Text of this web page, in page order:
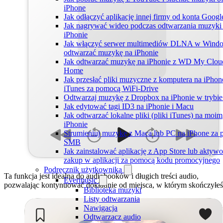
iPhone
Jak odłączyć aplikację innej firmy od konta
Jak nagrywać wideo podczas odtwarzania muzyki
iPhonie
Jak włączyć serwer multimediów DLNA w
odtwarzać muzykę na iPhonie
Jak odtwarzać muzykę na iPhonie z WD My
Home
Jak przesłać pliki muzyczne z komputera na
iTunes za pomocą WiFi-Drive
Odtwarzaj muzykę z Dropbox na iPhonie w
Jak edytować tagi ID3 na iPhonie i Macu
Jak odtwarzać lokalne pliki (pliki iTunes) na moim
iPhonie
Strumieniuj muzykę z Maca lub PC na iPhone za
SMB
Jak zainstalować aplikację z App Store lub
zakup w aplikacji za pomocą kodu promocyjnego
Podręcznik użytkownika
Evermusic
Biblioteka muzyki
Listy odtwarzania
Nawigacja
Odtwarzacz audio
Ta funkcja jest idealna do audiobooków i długich treści audio,
pozwalając kontynuować dokładnie od miejsca, w którym